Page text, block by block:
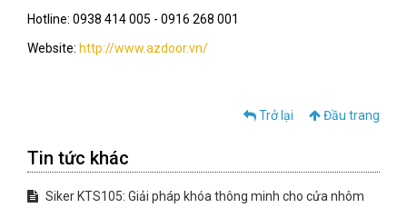
Hotline: 0938 414 005 - 0916 268 001
Website: http://www.azdoor.vn/
Trở lại Đầu trang
Tin tức khác
Siker KTS105: Giải pháp khóa thông minh cho cửa nhôm